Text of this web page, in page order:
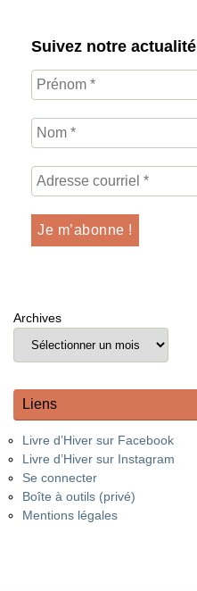
Suivez notre actualité
Archives
Liens
Livre d’Hiver sur Facebook
Livre d’Hiver sur Instagram
Se connecter
Boîte à outils (privé)
Mentions légales